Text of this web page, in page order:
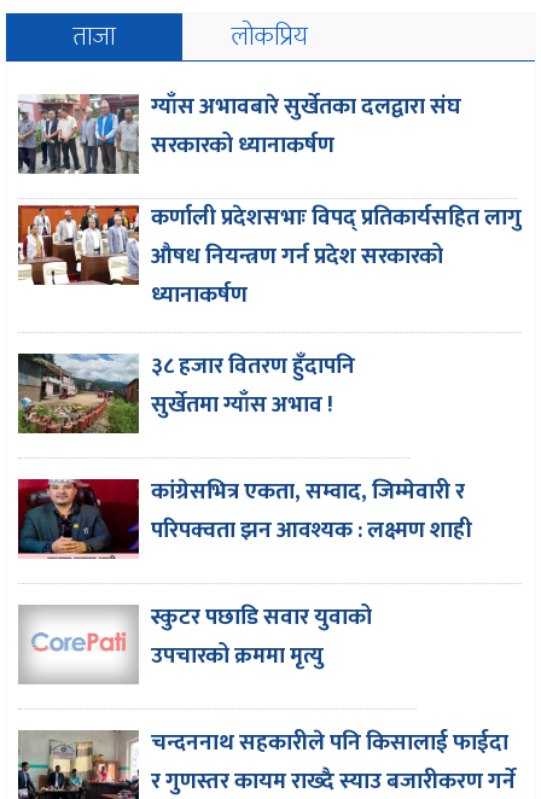
ताजा लोकप्रिय
ग्याँस अभावबारे सुर्खेतका दलद्वारा संघ
सरकारको ध्यानाकर्षण
कर्णाली प्रदेशसभाः विपद् प्रतिकार्यसहित लागु
औषध नियन्त्रण गर्न प्रदेश सरकारको
ध्यानाकर्षण
३८ हजार वितरण हुँदापनि
सुर्खेतमा ग्याँस अभाव !
कांग्रेसभित्र एकता, सम्वाद, जिम्मेवारी र
परिपक्वता झन आवश्यक : लक्ष्मण शाही
स्कुटर पछाडि सवार युवाको
उपचारको क्रममा मृत्यु
चन्दननाथ सहकारीले पनि किसालाई फाईदा
र गुणस्तर कायम राख्दै स्याउ बजारीकरण गर्ने